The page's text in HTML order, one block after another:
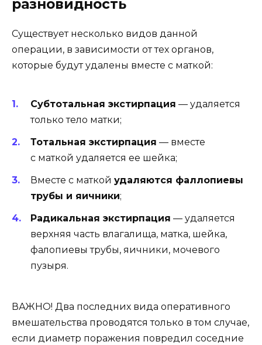
разновидность
Существует несколько видов данной
операции, в зависимости от тех органов,
которые будут удалены вместе с маткой:
Субтотальная экстирпация — удаляется
только тело матки;
Тотальная экстирпация — вместе
с маткой удаляется ее шейка;
Вместе с маткой удаляются фаллопиевы
трубы и яичники;
Радикальная экстирпация — удаляется
верхняя часть влагалища, матка, шейка,
фалопиевы трубы, яичники, мочевого
пузыря.
ВАЖНО! Два последних вида оперативного
вмешательства проводятся только в том случае,
если диаметр поражения повредил соседние